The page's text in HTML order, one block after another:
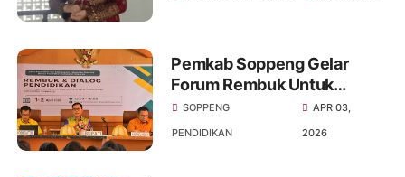
Pemkab Soppeng Gelar
Forum Rembuk Untuk
Menanggulangi
Ketimpangan distribusi
SOPPENG
PENDIDIKAN
APR 03,
2026